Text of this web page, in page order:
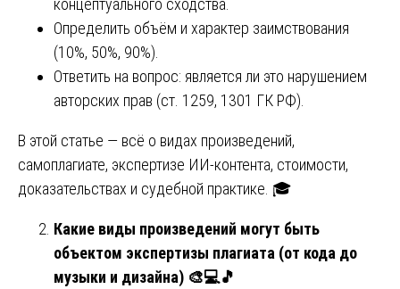
концептуального сходства.
Определить объём и характер заимствования
(10%, 50%, 90%).
Ответить на вопрос: является ли это нарушением
авторских прав (ст. 1259, 1301 ГК РФ).
В этой статье — всё о видах произведений,
самоплагиате, экспертизе ИИ-контента, стоимости,
доказательствах и судебной практике. 🎓
Какие виды произведений могут быть
объектом экспертизы плагиата (от кода до
музыки и дизайна) 🎨💻🎵